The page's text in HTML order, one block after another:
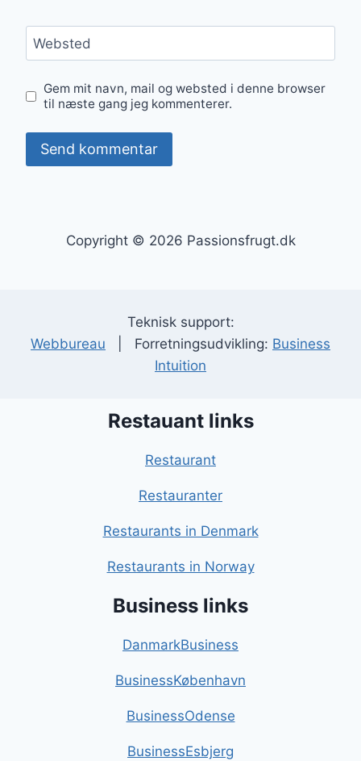
Websted
Gem mit navn, mail og websted i denne browser
til næste gang jeg kommenterer.
Copyright © 2026 Passionsfrugt.dk
Teknisk support:
Webbureau | Forretningsudvikling: Business
Intuition
Restauant links
Restaurant
Restauranter
Restaurants in Denmark
Restaurants in Norway
Business links
DanmarkBusiness
BusinessKøbenhavn
BusinessOdense
BusinessEsbjerg